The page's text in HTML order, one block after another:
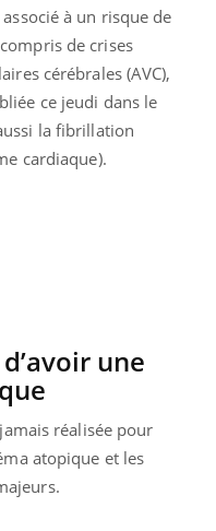
à un risque de
de crises
cérébrales (AVC),
ce jeudi dans le
la fibrillation
cardiaque).
une
réalisée pour
atopique et les